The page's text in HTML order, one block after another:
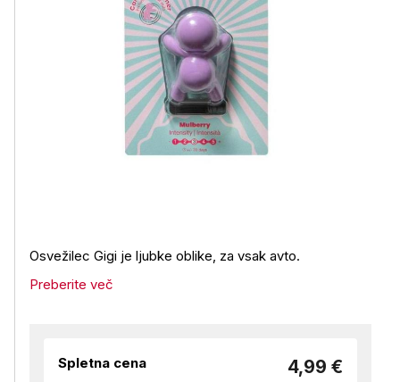
Osvežilec Gigi je ljubke oblike, za vsak avto.
Preberite več
Spletna cena 4,99 €